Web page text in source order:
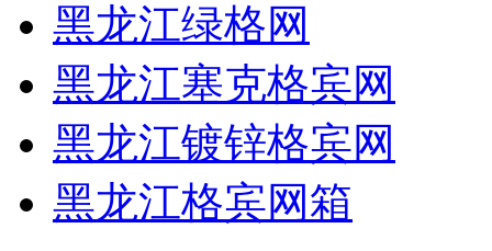
黑龙江绿格网
黑龙江塞克格宾网
黑龙江镀锌格宾网
黑龙江格宾网箱